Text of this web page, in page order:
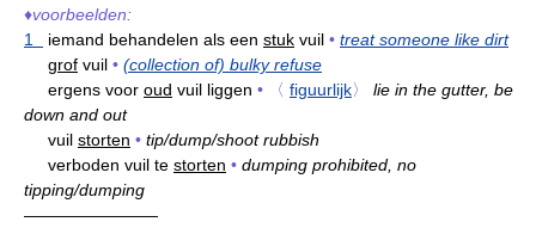
♦voorbeelden:
1
iemand behandelen als een stuk vuil • treat someone like dirt
grof vuil • (collection of) bulky refuse
ergens voor oud vuil liggen • 〈 figuurlijk〉
lie in the gutter, be
down and out
vuil storten • tip/dump/shoot rubbish
verboden vuil te storten • dumping prohibited, no
tipping/dumping
————————